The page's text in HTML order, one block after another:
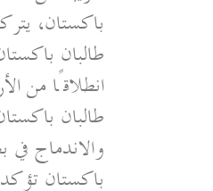
باكستان،
طالبان
انطلاقًا من
طالبان
والاندماج في
باكستان